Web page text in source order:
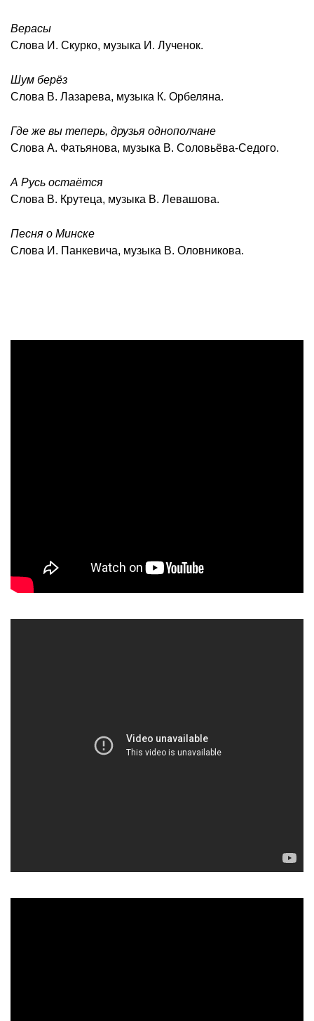
Верасы
Слова И. Скурко, музыка И. Лученок.
Шум берёз
Слова В. Лазарева, музыка К. Орбеляна.
Где же вы теперь, друзья однополчане
Слова А. Фатьянова, музыка В. Соловьёва-Седого.
А Русь остаётся
Слова В. Крутеца, музыка В. Левашова.
Песня о Минске
Слова И. Панкевича, музыка В. Оловникова.